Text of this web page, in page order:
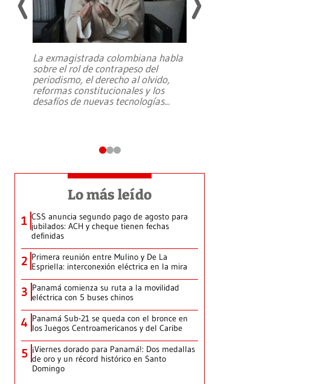
La exmagistrada colombiana habla
sobre el rol de contrapeso del
periodismo, el derecho al olvido,
reformas constitucionales y los
desafíos de nuevas tecnologías...
Lo más leído
1 CSS anuncia segundo pago de agosto para
jubilados: ACH y cheque tienen fechas
definidas
2 Primera reunión entre Mulino y De La
Espriella: interconexión eléctrica en la mira
3 Panamá comienza su ruta a la movilidad
eléctrica con 5 buses chinos
4 Panamá Sub-21 se queda con el bronce en
los Juegos Centroamericanos y del Caribe
5 ¡Viernes dorado para Panamá!: Dos medallas
de oro y un récord histórico en Santo
Domingo